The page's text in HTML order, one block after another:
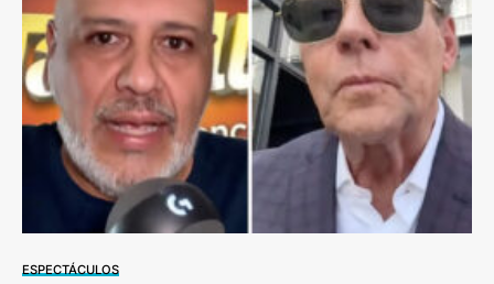
ESPECTÁCULOS